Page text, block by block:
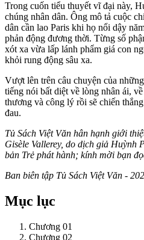
Trong cuốn tiểu thuyết vĩ đại này,
chúng nhân dân. Ông mô tả cuộc
dân cần lao Paris khi họ nổi dậy
phản động đương thời. Từng số
xót xa vừa lấp lánh phẩm giá con
khỏi rung động sâu xa.
Vượt lên trên câu chuyện của
tiếng nói bất diệt về lòng nhân ái,
thương và công lý rồi sẽ chiến
đau.
Tủ Sách Việt Văn hân hạnh giới
Gisèle Vallerey, do dịch giả Huỳnh
bản Trẻ phát hành; kính mời bạn
Ban biên tập Tủ Sách Việt Văn -
Mục lục
Chương 01
Chương 02